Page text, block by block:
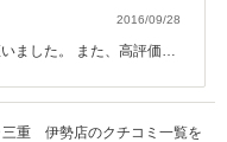
2016/09/28
ました。 また、高評価の
三重 伊勢店のクチコミ一覧を